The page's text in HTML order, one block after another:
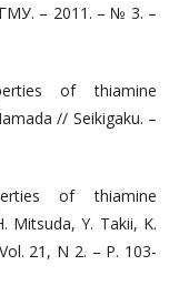
– 2011. – № 3. –
of thiamine
// Seikigaku. –
of thiamine
Mitsuda, Y. Takii, K.
21, N 2. – P. 103-